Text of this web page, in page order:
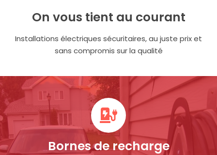
On vous tient au courant
Installations électriques sécuritaires, au juste prix et
sans compromis sur la qualité
Bornes de recharge